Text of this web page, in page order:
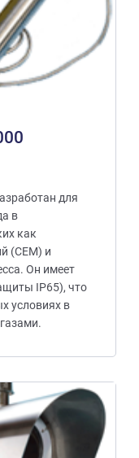
для
в
как
(CEM) и
Он имеет
IP65), что
условиях в